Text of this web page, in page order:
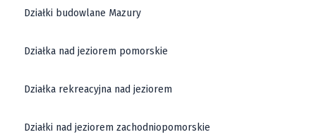
Działki budowlane Mazury
Działka nad jeziorem pomorskie
Działka rekreacyjna nad jeziorem
Działki nad jeziorem zachodniopomorskie